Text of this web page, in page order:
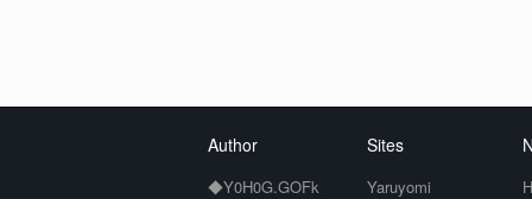
Author
◆Y0H0G.GOFk
Sites
Yaruyomi